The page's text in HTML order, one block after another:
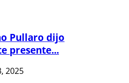
Pullaro dijo
presente...
2025